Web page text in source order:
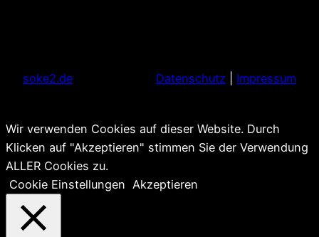
soke2.de Datenschutz Impressum
Wir verwenden Cookies auf dieser Website. Durch
Klicken auf "Akzeptieren" stimmen Sie der Verwendung
ALLER Cookies zu.
Cookie Einstellungen Akzeptieren